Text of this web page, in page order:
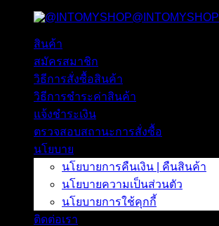
เนื้อหา
@INTOMYSHOP
สินค้า
สมัครสมาชิก
วิธีการสั่งซื้อสินค้า
วิธีการชำระค่าสินค้า
แจ้งชำระเงิน
ตรวจสอบสถานะการสั่งซื้อ
นโยบาย
นโยบายการคืนเงิน | คืนสินค้า
นโยบายความเป็นส่วนตัว
นโยบายการใช้คุกกี้
ติดต่อเรา